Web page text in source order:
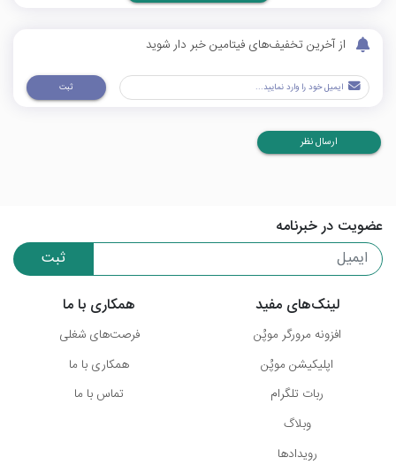
از آخرین تخفیف‌های فیتامین خبر دار شوید
ثبت
ارسال نظر
عضویت در خبرنامه
ثبت
لینک‌های مفید
افزونه مرورگر موپُن
اپلیکیشن موپُن
ربات تلگرام
وبلاگ
رویدادها
همکاری با ما
فرصت‌های شغلی
همکاری با ما
تماس با ما